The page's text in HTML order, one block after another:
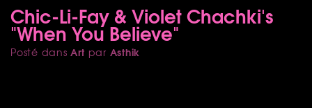
Chic-Li-Fay & Violet Chachki's
"When You Believe"
Posté dansArt par Asthik